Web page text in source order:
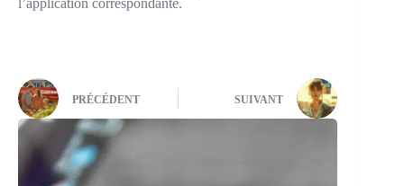
l’application correspondante.
PRÉCÉDENT SUIVANT